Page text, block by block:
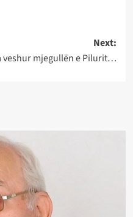
Next:
veshur mjegullën e Pilurit…